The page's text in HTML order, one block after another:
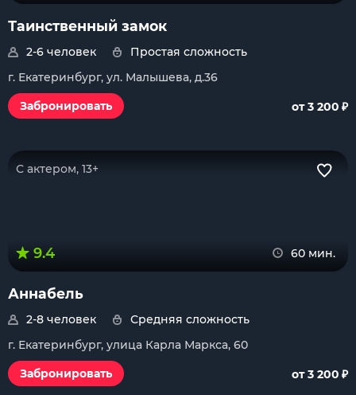
Таинственный замок
2-6 человек
Простая сложность
г. Екатеринбург, ул. Малышева, д.36
Забронировать
от 3 200 ₽
С актером, 13+
9.4 60 мин.
Аннабель
2-8 человек
Средняя сложность
г. Екатеринбург, улица Карла Маркса, 60
Забронировать
от 3 200 ₽